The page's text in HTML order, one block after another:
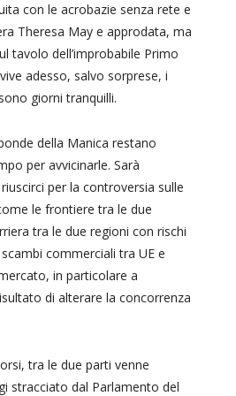
con le acrobazie senza rete e
Theresa May e approdata, ma
tavolo dell’improbabile Primo
adesso, salvo sorprese, i
giorni tranquilli.
della Manica restano
per avvicinarle. Sarà
per la controversia sulle
le frontiere tra le due
tra le due regioni con rischi
commerciali tra UE e
in particolare a
di alterare la concorrenza
tra le due parti venne
stracciato dal Parlamento del